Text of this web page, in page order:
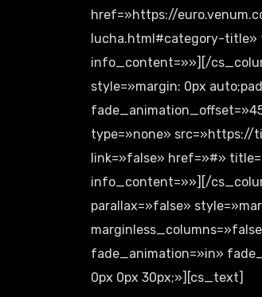
href=»https://
lucha.html#category-
info_content=»»][/
style=»margin: 0px
type=»none»
link=»false» href=»#»
info_content=»»][/
parallax=»false»
fade_animation=»in»
0px 0px 30px;»][cs_text]